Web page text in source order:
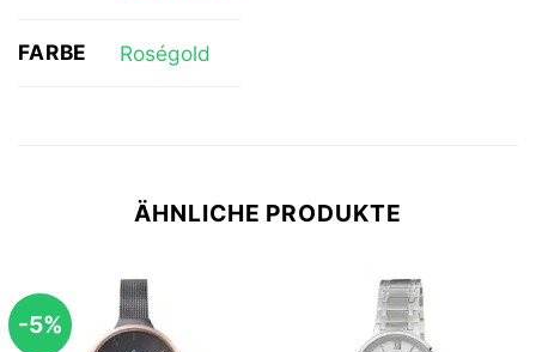
FARBE Roségold
ÄHNLICHE PRODUKTE
-5%